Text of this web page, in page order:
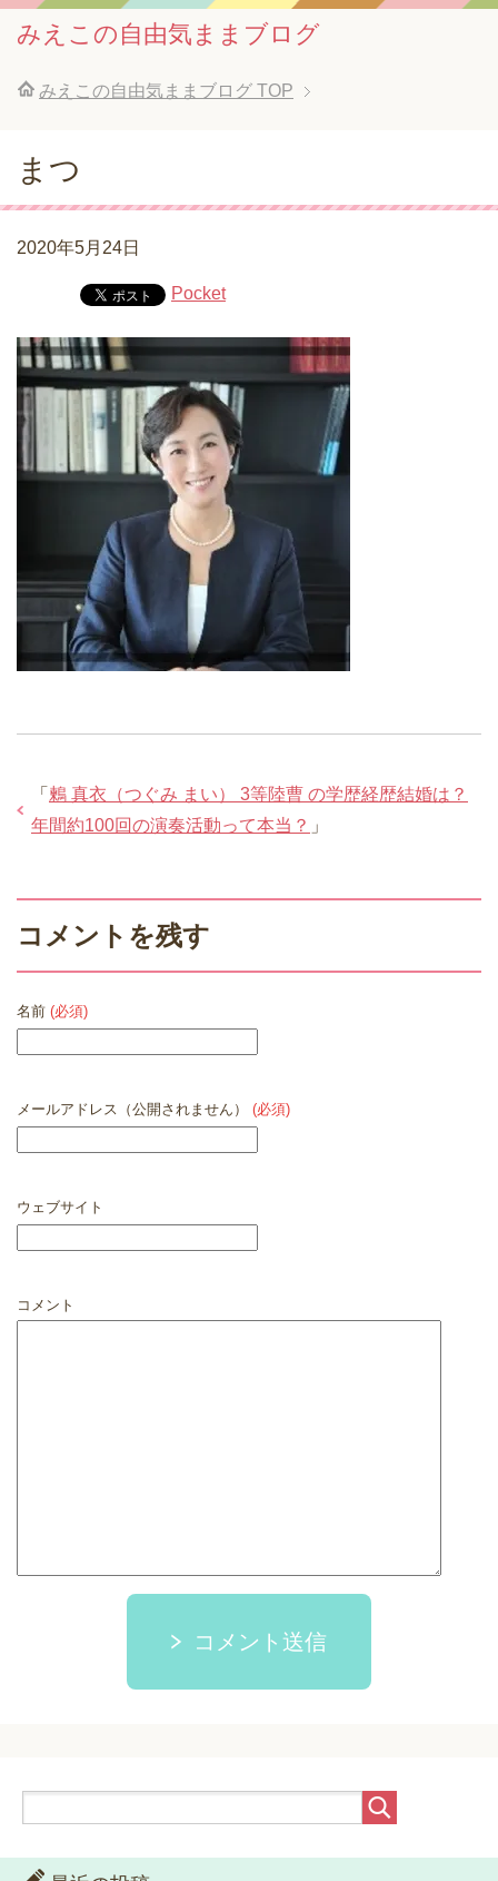
みえこの自由気ままブログ
みえこの自由気ままブログ TOP
まつ
2020年5月24日
Pocket
「 鶫 真衣（つぐみ まい） 3等陸曹 の学歴経歴結婚は？
年間約100回の演奏活動って本当？ 」
コメントを残す
名前 (必須)
メールアドレス（公開されません） (必須)
ウェブサイト
コメント
コメント送信